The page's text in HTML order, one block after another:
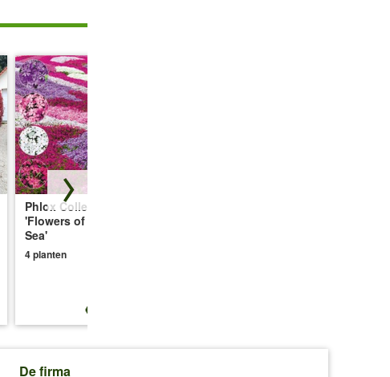
Phlox Collectie
'Flowers of the
Sea'
4 planten
€ 13,25
De firma